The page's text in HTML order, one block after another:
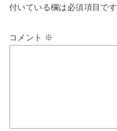
付いている欄は必須項目です
コメント ※